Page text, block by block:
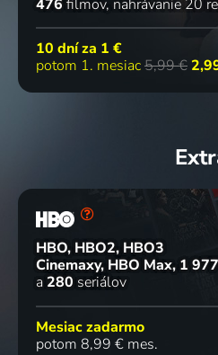
476 filmov nahrávanie 20
10 dní za 1 €
potom 1. mesiac5,99 €
HBO, HBO2, HBO3
Cinemaxy, HBO Max 1 977
a 280 seriálov
Mesiac zadarmo
potom 8,99 € mes.